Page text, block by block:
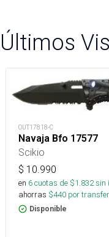
Últimos
OUT17818-C
Navaja Bfo 17577
Scikio
$ 10.990
en 6cuotas de $1.832sin
ahorras $440 por
Disponible